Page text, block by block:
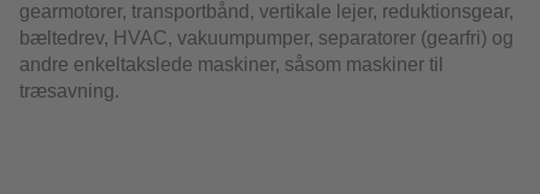
gearmotorer, transportbånd, vertikale lejer, reduktionsgear,
bæltedrev, HVAC, vakuumpumper, separatorer (gearfri) og
andre enkeltakslede maskiner, såsom maskiner til
træsavning.